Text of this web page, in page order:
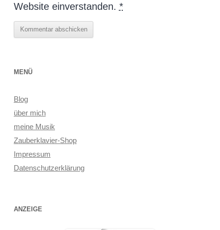
Website einverstanden. *
MENÜ
Blog
über mich
meine Musik
Zauberklavier-Shop
Impressum
Datenschutzerklärung
ANZEIGE